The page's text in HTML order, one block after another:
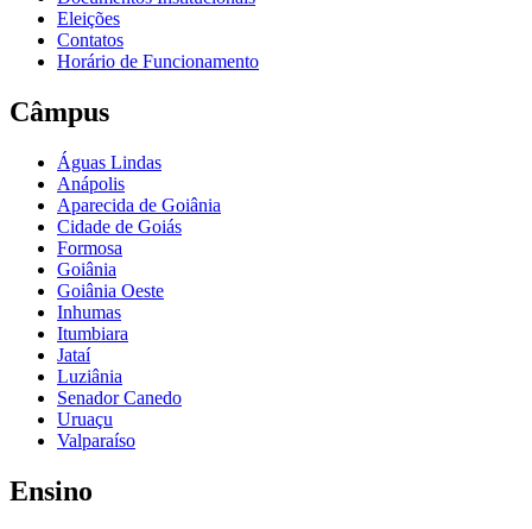
Eleições
Contatos
Horário de Funcionamento
Câmpus
Águas Lindas
Anápolis
Aparecida de Goiânia
Cidade de Goiás
Formosa
Goiânia
Goiânia Oeste
Inhumas
Itumbiara
Jataí
Luziânia
Senador Canedo
Uruaçu
Valparaíso
Ensino